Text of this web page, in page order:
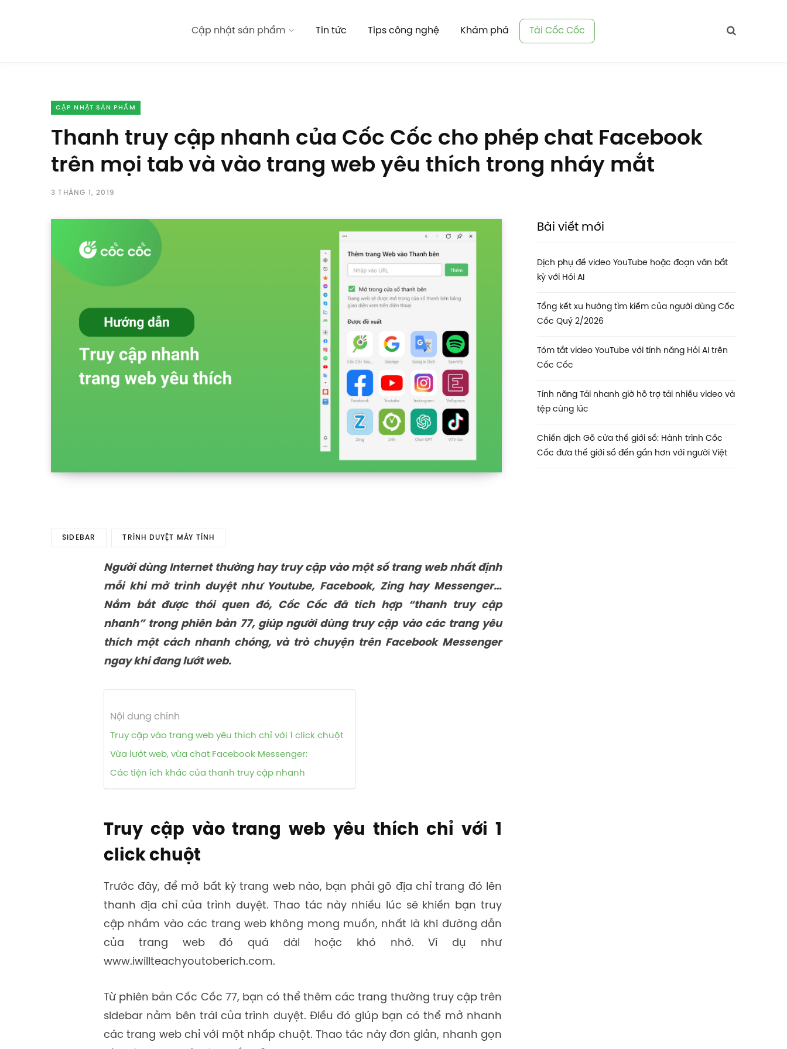
Cập nhật sản phẩm Tin tức Tips công nghệ Khám phá Tải Cốc Cốc
CẬP NHẬT SẢN PHẨM
Thanh truy cập nhanh của Cốc Cốc cho phép chat Facebook
trên mọi tab và vào trang web yêu thích trong nháy mắt
3 THÁNG 1, 2019
SIDEBAR TRÌNH DUYỆT MÁY TÍNH
Người dùng Internet thường hay truy cập vào một số trang web nhất định
mỗi khi mở trình duyệt như Youtube, Facebook, Zing hay Messenger…
Nắm bắt được thói quen đó, Cốc Cốc đã tích hợp “thanh truy cập
nhanh” trong phiên bản 77, giúp người dùng truy cập vào các trang yêu
thích một cách nhanh chóng, và trò chuyện trên Facebook Messenger
ngay khi đang lướt web.
Nội dung chính
Truy cập vào trang web yêu thích chỉ với 1 click chuột
Vừa lướt web, vừa chat Facebook Messenger:
Các tiện ích khác của thanh truy cập nhanh
Truy cập vào trang web yêu thích chỉ với 1
click chuột
Trước đây, để mở bất kỳ trang web nào, bạn phải gõ địa chỉ trang đó lên
thanh địa chỉ của trình duyệt. Thao tác này nhiều lúc sẽ khiến bạn truy
cập nhầm vào các trang web không mong muốn, nhất là khi đường dẫn
của trang web đó quá dài hoặc khó nhớ. Ví dụ như
www.iwillteachyoutoberich.com.
Từ phiên bảnCốc Cốc 77, bạn có thể thêm các trang thường truy cập trên
sidebar nằm bên trái của trình duyệt. Điều đó giúp bạn có thể mở nhanh
các trang web chỉ với một nhấp chuột. Thao tác này đơn giản, nhanh gọn
Bài viết mới
Dịch phụ đề video YouTube hoặc đoạn văn bất
kỳ với Hỏi AI
Tổng kết xu hướng tìm kiếm của người dùng Cốc
Cốc Quý 2/2026
Tóm tắt video YouTube với tính năng Hỏi AI trên
Cốc Cốc
Tính năng Tải nhanh giờ hỗ trợ tải nhiều video và
tệp cùng lúc
Chiến dịch Gõ cửa thế giới số: Hành trình Cốc
Cốc đưa thế giới số đến gần hơn với người Việt